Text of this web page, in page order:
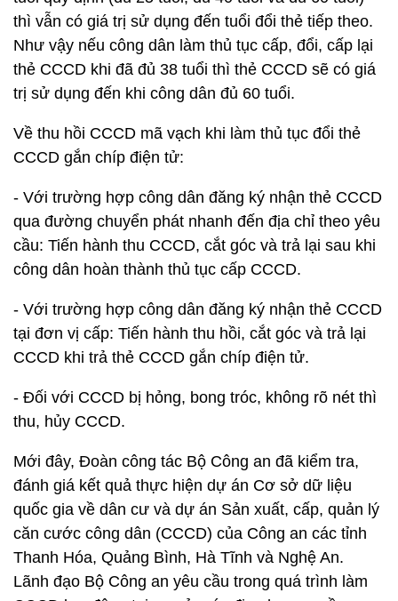
thì vẫn có giá trị sử dụng đến tuổi đổi thẻ tiếp theo.
Như vậy nếu công dân làm thủ tục cấp, đổi, cấp lại
thẻ CCCD khi đã đủ 38 tuổi thì thẻ CCCD sẽ có giá
trị sử dụng đến khi công dân đủ 60 tuổi.
Về thu hồi CCCD mã vạch khi làm thủ tục đổi thẻ
CCCD gắn chíp điện tử:
- Với trường hợp công dân đăng ký nhận thẻ CCCD
qua đường chuyển phát nhanh đến địa chỉ theo yêu
cầu: Tiến hành thu CCCD, cắt góc và trả lại sau khi
công dân hoàn thành thủ tục cấp CCCD.
- Với trường hợp công dân đăng ký nhận thẻ CCCD
tại đơn vị cấp: Tiến hành thu hồi, cắt góc và trả lại
CCCD khi trả thẻ CCCD gắn chíp điện tử.
- Đối với CCCD bị hỏng, bong tróc, không rõ nét thì
thu, hủy CCCD.
Mới đây, Đoàn công tác Bộ Công an đã kiểm tra,
đánh giá kết quả thực hiện dự án Cơ sở dữ liệu
quốc gia về dân cư và dự án Sản xuất, cấp, quản lý
căn cước công dân (CCCD) của Công an các tỉnh
Thanh Hóa, Quảng Bình, Hà Tĩnh và Nghệ An.
Lãnh đạo Bộ Công an yêu cầu trong quá trình làm